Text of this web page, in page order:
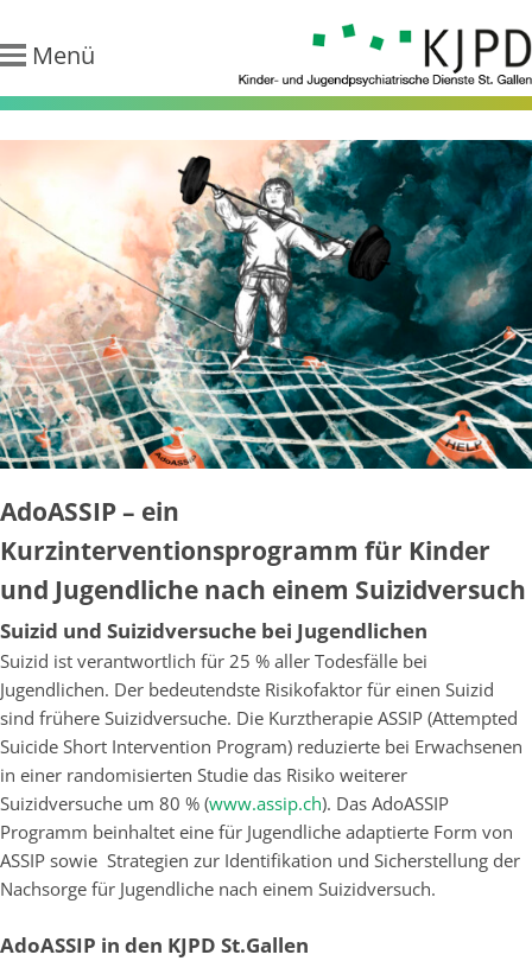
Menü
KJPD - Kinder-
und
Dienste St.
Gallen
AdoASSIP – ein
Kurzinterventionsprogramm für Kinder
und Jugendliche nach einem Suizidversuch
Suizid und Suizidversuche bei Jugendlichen
Suizid ist verantwortlich für 25 % aller Todesfälle bei
Jugendlichen. Der bedeutendste Risikofaktor für einen Suizid
sind frühere Suizidversuche. Die Kurztherapie ASSIP (Attempted
Suicide Short Intervention Program) reduzierte bei Erwachsenen
in einer randomisierten Studie das Risiko weiterer
Suizidversuche um 80 % (www.assip.ch). Das AdoASSIP
Programm beinhaltet eine für Jugendliche adaptierte Form von
ASSIP sowie Strategien zur Identifikation und Sicherstellung der
Nachsorge für Jugendliche nach einem Suizidversuch.
AdoASSIP in den KJPD St.Gallen